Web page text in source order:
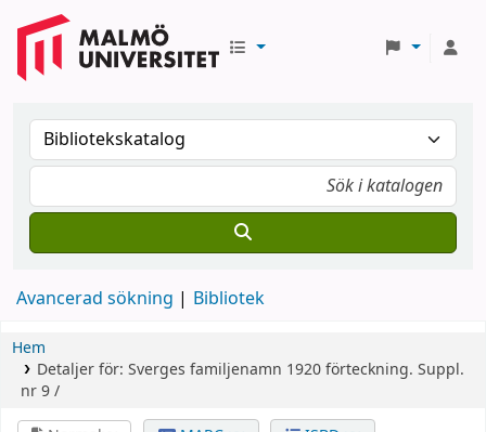
Avancerad sökning Bibliotek
Hem
Detaljer för: Sverges familjenamn 1920förteckning. Suppl.
nr 9 /